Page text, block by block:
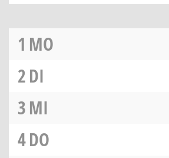
1 MO
2DI
3MI
4DO